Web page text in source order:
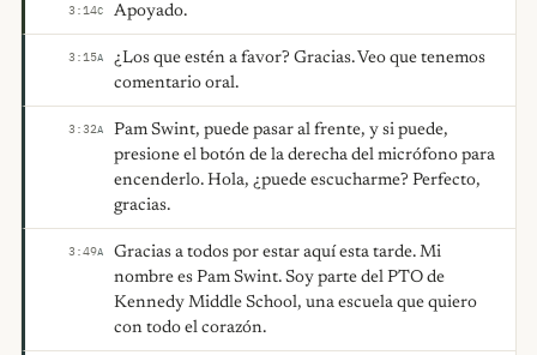
3:14C Apoyado.
3:15A
¿Los que estén a favor? Gracias. Veo que tenemos
comentario oral.
3:32A
Pam Swint, puede pasar al frente, y si puede,
presione el botón de la derecha del micrófono para
encenderlo. Hola, ¿puede escucharme? Perfecto,
gracias.
3:49A
Gracias a todos por estar aquí esta tarde. Mi
nombre es Pam Swint. Soy parte del PTO de
Kennedy Middle School, una escuela que quiero
con todo el corazón.